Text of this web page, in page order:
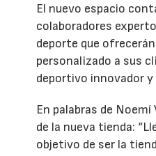
El nuevo espacio
colaboradores
deporte que
personalizado a sus
deportivo innovador
En palabras de
de la nueva tienda:
objetivo de ser la